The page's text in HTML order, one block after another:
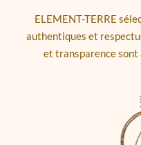
ELEMENT-TERRE
authentiques et
et transparence sont